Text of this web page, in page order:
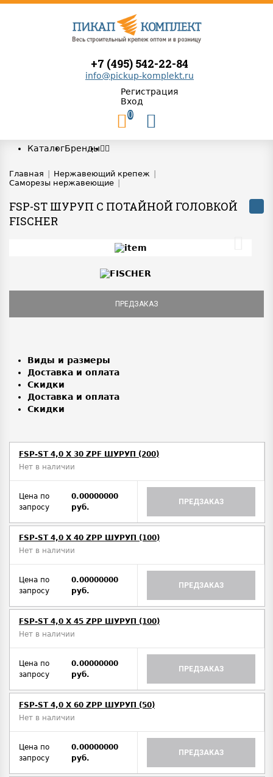
+7 (495) 542-22-84
info@pickup-komplekt.ru
Регистрация
Вход
0
КаталогБренды
Главная Нержавеющий крепеж
Саморезы нержавеющие
FSP-ST ШУРУП С ПОТАЙНОЙ ГОЛОВКОЙ
FISCHER
ПРЕДЗАКАЗ
Виды и размеры
Доставка и оплата
Скидки
Доставка и оплата
Скидки
FSP-ST 4,0 X 30 ZPF ШУРУП (200)
Нет в наличии
Цена по
запросу
0.00000000
руб.
ПРЕДЗАКАЗ
FSP-ST 4,0 X 40 ZPP ШУРУП (100)
Нет в наличии
Цена по
запросу
0.00000000
руб.
ПРЕДЗАКАЗ
FSP-ST 4,0 X 45 ZPP ШУРУП (100)
Нет в наличии
Цена по
запросу
0.00000000
руб.
ПРЕДЗАКАЗ
FSP-ST 4,0 X 60 ZPP ШУРУП (50)
Нет в наличии
Цена по
запросу
0.00000000
руб.
ПРЕДЗАКАЗ